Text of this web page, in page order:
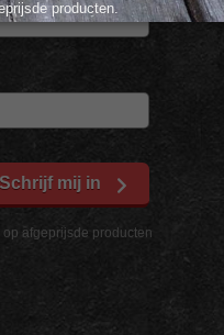
producten.
afgeprijsde producten
Schrijf mij in